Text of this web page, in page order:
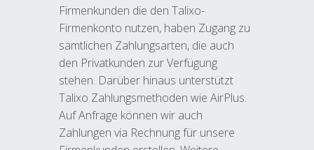
Firmenkunden die den Talixo-
Firmenkonto nutzen, haben Zugang zu
sämtlichen Zahlungsarten, die auch
den Privatkunden zur Verfügung
stehen. Darüber hinaus unterstützt
Talixo Zahlungsmethoden wie AirPlus.
Auf Anfrage können wir auch
Zahlungen via Rechnung für unsere